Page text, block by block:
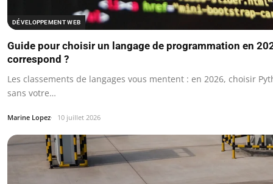
DÉVELOPPEMENT WEB
Guide pour choisir un langage de programmation en
correspond ?
Les classements de langages vous mentent : en 2026, choisir
sans votre…
Marine Lopez 10 juillet 2026